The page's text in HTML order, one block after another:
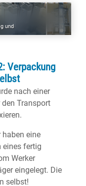
und
Verpackung
nach einer
Transport
haben eine
eines fertig
Werker
eingelegt. Die
selbst!